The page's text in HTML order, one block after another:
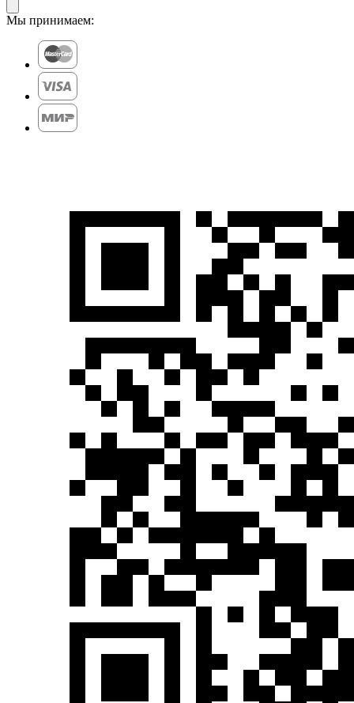
Мы принимаем: